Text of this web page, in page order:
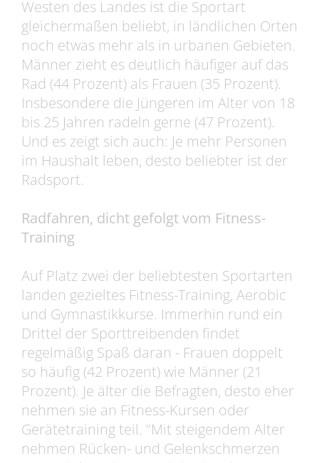
Westen des Landes ist die Sportart
gleichermaßen beliebt, in ländlichen Orten
noch etwas mehr als in urbanen Gebieten.
Männer zieht es deutlich häufiger auf das
Rad (44 Prozent) als Frauen (35 Prozent).
Insbesondere die Jüngeren im Alter von 18
bis 25 Jahren radeln gerne (47 Prozent).
Und es zeigt sich auch: Je mehr Personen
im Haushalt leben, desto beliebter ist der
Radsport.
Radfahren, dicht gefolgt vom Fitness-
Training
Auf Platz zwei der beliebtesten Sportarten
landen gezieltes Fitness-Training, Aerobic
und Gymnastikkurse. Immerhin rund ein
Drittel der Sporttreibenden findet
regelmäßig Spaß daran - Frauen doppelt
so häufig (42 Prozent) wie Männer (21
Prozent). Je älter die Befragten, desto eher
nehmen sie an Fitness-Kursen oder
Gerätetraining teil. "Mit steigendem Alter
nehmen Rücken- und Gelenkschmerzen